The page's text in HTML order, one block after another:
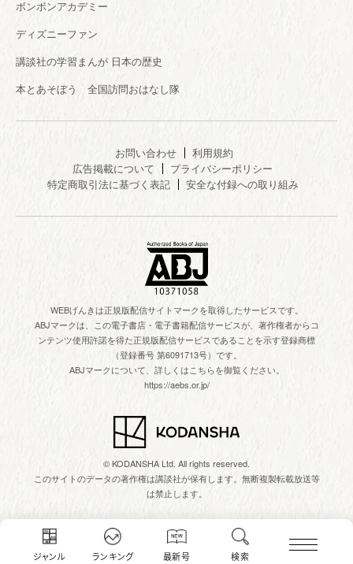
ジャンル ランキング 最新号 検索
ボンボンアカデミー
ディズニーファン
講談社の学習まんが 日本の歴史
本とあそぼう 全国訪問おはなし隊
お問い合わせ
利用規約
広告掲載について
プライバシーポリシー
特定商取引法に基づく表記
安全な付録への取り組み
WEBげんきは正規版配信サイトマークを取得したサービスです。
ABJマークは、この電子書店・電子書籍配信サービスが、著作権者からコ
ンテンツ使用許諾を得た正規版配信サービスであることを示す登録商標
（登録番号 第6091713号）です。
ABJマークについて、詳しくはこちらを御覧ください。
https://aebs.or.jp/
© KODANSHA Ltd. All rights reserved.
このサイトのデータの著作権は講談社が保有します。無断複製転載放送等
は禁止します。